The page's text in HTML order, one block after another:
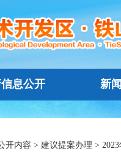
息公开 新
开内容 > 建议提案办理 >